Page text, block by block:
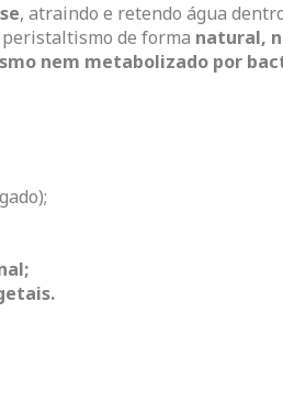
, atraindo e retendo água
peristaltismo de forma natural,
nem metabolizado por